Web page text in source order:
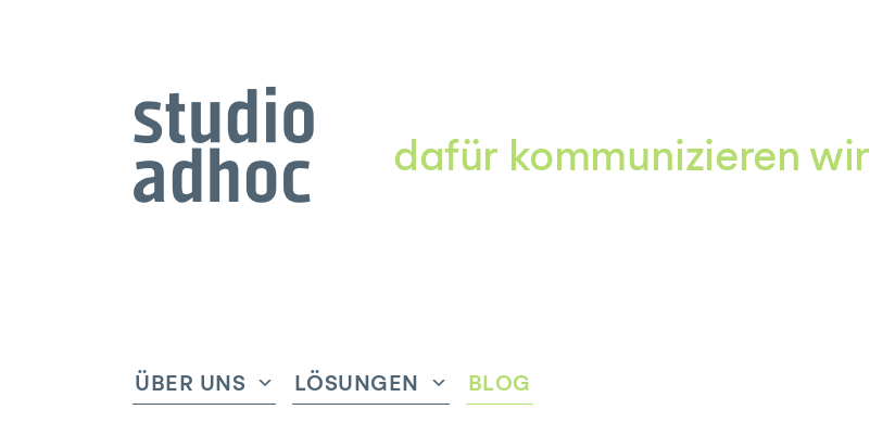
dafür kommunizieren wir
ÜBER UNS
Untermenü
LÖSUNGEN
Untermenü
BLOG